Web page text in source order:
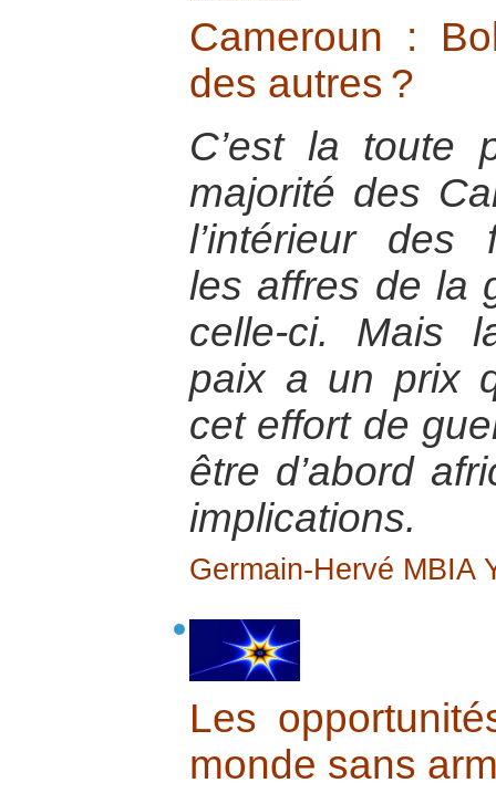
Cameroun :
des autres ?
C’est la toute
majorité des
l’intérieur des
les affres de la
celle-ci. Mais
paix a un prix
cet effort de
être d’abord
implications.
Germain-Hervé MBIA
Les
monde sans